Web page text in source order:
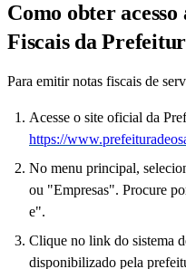
Como obter
Fiscais da
Para emitir notas fiscais de
Acesse o site oficial da
https://
No menu principal,
ou "Empresas". Procure
e".
Clique no link do sistema
disponibilizado pela